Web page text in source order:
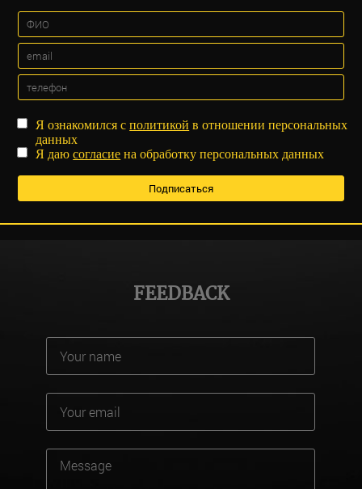
Я ознакомился сполитикой в отношении персональных
данных
Я даюсогласие на обработку персональных данных
FEEDBACK